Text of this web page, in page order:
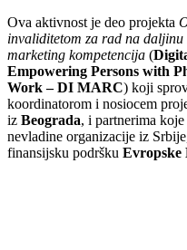
Ova aktivnost je deo projekta
invaliditetom za rad na
marketing kompetencija (
Empowering Persons with
Work – DI MARC) koji
koordinatorom i nosiocem
iz Beograda, i partnerima
nevladine organizacije iz
finansijsku podršku Evropske